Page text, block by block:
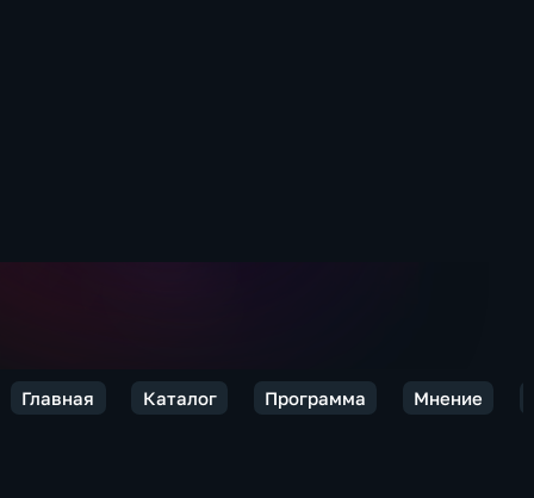
Главная Каталог Программа Мнение